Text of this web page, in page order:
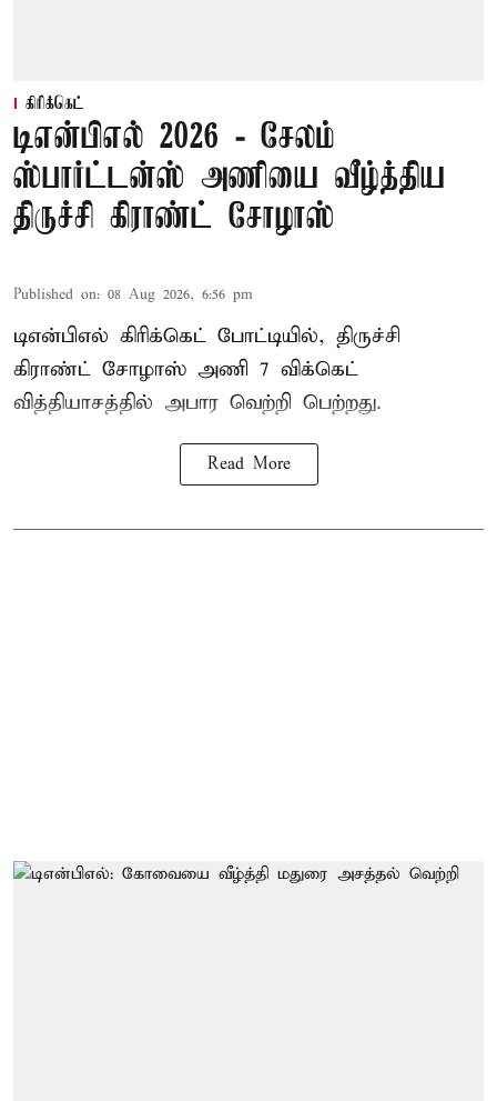
கிரிக்கெட்
டிஎன்பிஎல் 2026 - சேலம்
ஸ்பார்ட்டன்ஸ் அணியை வீழ்த்திய
திருச்சி கிராண்ட் சோழாஸ்
Published on: 08 Aug 2026, 6:56 pm
டிஎன்பிஎல் கிரிக்கெட் போட்டியில், திருச்சி
கிராண்ட் சோழாஸ் அணி 7 விக்கெட்
வித்தியாசத்தில் அபார வெற்றி பெற்றது.
Read More